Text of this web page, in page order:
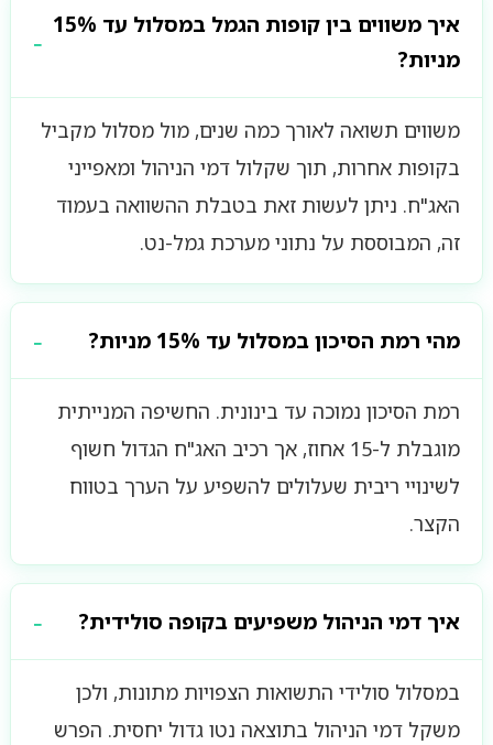
איך משווים בין קופות הגמל במסלול עד 15%
מניות?
משווים תשואה לאורך כמה שנים, מול מסלול מקביל
בקופות אחרות, תוך שקלול דמי הניהול ומאפייני
האג"ח. ניתן לעשות זאת בטבלת ההשוואה בעמוד
זה, המבוססת על נתוני מערכת גמל-נט.
מהי רמת הסיכון במסלול עד 15% מניות?
רמת הסיכון נמוכה עד בינונית. החשיפה המנייתית
מוגבלת ל-15 אחוז, אך רכיב האג"ח הגדול חשוף
לשינויי ריבית שעלולים להשפיע על הערך בטווח
הקצר.
איך דמי הניהול משפיעים בקופה סולידית?
במסלול סולידי התשואות הצפויות מתונות, ולכן
משקל דמי הניהול בתוצאה נטו גדול יחסית. הפרש